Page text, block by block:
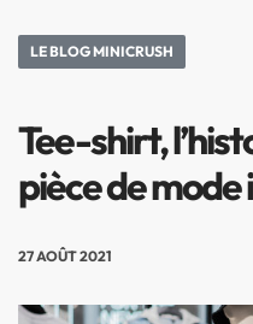
LE BLOG MINICRUSH
Tee-shirt,
pièce de
27 AOÛT 2021